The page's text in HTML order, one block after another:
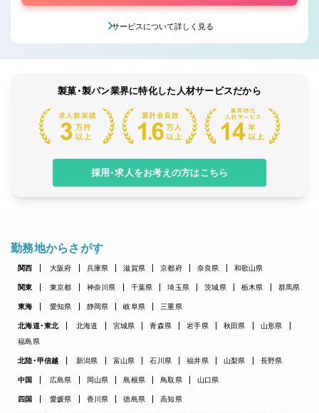
サービスについて詳しく見る
製菓・製パン業界に特化した人材サービスだから
採用・求人をお考えの方はこちら
勤務地からさがす
関西 大阪府 兵庫県 滋賀県 京都府 奈良県 和歌山県
関東 東京都 神奈川県 千葉県 埼玉県 茨城県 栃木県 群馬県
東海 愛知県 静岡県 岐阜県 三重県
北海道・東北 北海道 宮城県 青森県 岩手県 秋田県
山形県
福島県
北陸・甲信越 新潟県 富山県 石川県 福井県 山梨県 長野県
中国 広島県 岡山県 島根県 鳥取県 山口県
四国 愛媛県 香川県 徳島県 高知県